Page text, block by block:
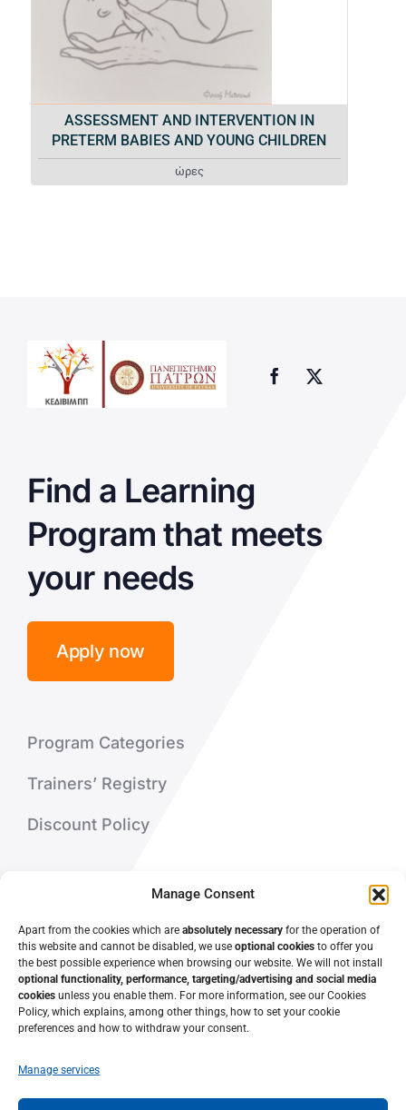
Manage Consent
Apart from the cookies which are absolutely necessary for the operation of
this website and cannot be disabled, we use optional cookies to offer you
the best possible experience when browsing our website. We will not install
optional functionality, performance, targeting/advertising and social media
cookies unless you enable them. For more information, see our Cookies
Policy, which explains, among other things, how to set your cookie
preferences and how to withdraw your consent.
Manage services
ASSESSMENT AND INTERVENTION IN
PRETERM BABIES AND YOUNG CHILDREN
ώρες
Find a Learning
Program that meets
your needs
Apply now
Program Categories
Trainers’ Registry
Discount Policy
Contact Us